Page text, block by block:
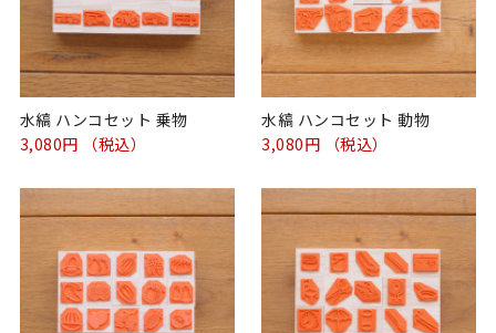
水縞 ハンコセット 乗物
3,080円 （税込）
水縞 ハンコセット 動物
3,080円 （税込）